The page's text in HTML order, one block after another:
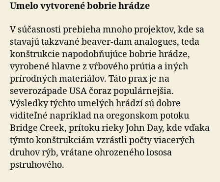
Umelo vytvorené bobrie hrádze
V súčasnosti prebieha mnoho projektov, kde sa
stavajú takzvané beaver-dam analogues, teda
konštrukcie na­po­dob­ňu­jú­ce bobrie hrádze,
vyrobené hlavne z vŕbového prútia a iných
prírodných materiálov. Táto prax je na
severozápade USA čoraz populárnejšia.
Výsledky týchto umelých hrádzí sú dobre
viditeľné napríklad na ore­gon­skom potoku
Bridge Creek, prítoku rieky John Day, kde vďaka
týmto konštrukciám vzrástli počty viacerých
dru­hov rýb, vrátane ohrozeného lososa
pstruhového.